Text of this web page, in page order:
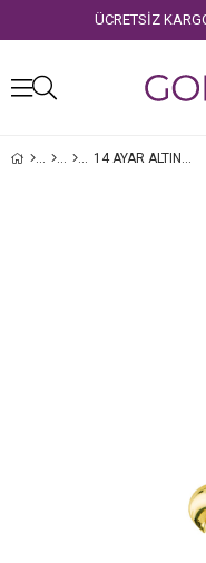
ÜCRETSİZ
14 AYAR ALTIN ZAMBAK KOLYE UCU